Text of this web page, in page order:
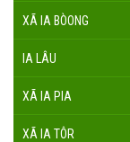
XÃ IA BÒONG
IA LÂU
XÃ IA PIA
XÃ IA TÔR